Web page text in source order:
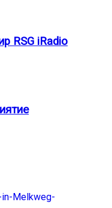
RSG iRadio